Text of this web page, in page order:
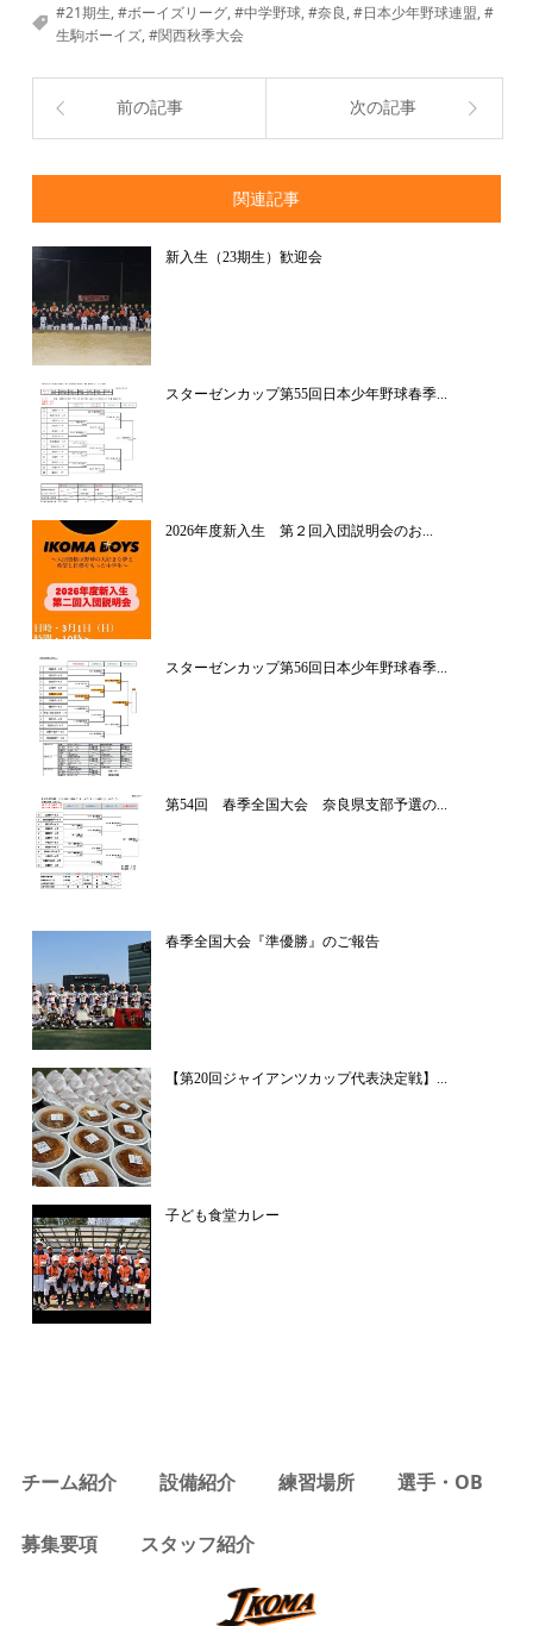
#21期生,#ボーイズリーグ,#中学野球,#奈良,#日本少年野球連盟,#
生駒ボーイズ,#関西秋季大会
前の記事 次の記事
関連記事
新入生（23期生）歓迎会
スターゼンカップ第55回日本少年野球春季...
2026年度新入生 第２回入団説明会のお...
スターゼンカップ第56回日本少年野球春季...
第54回 春季全国大会 奈良県支部予選の...
春季全国大会『準優勝』のご報告
【第20回ジャイアンツカップ代表決定戦】...
子ども食堂カレー
チーム紹介 設備紹介 練習場所 選手・OB
募集要項 スタッフ紹介